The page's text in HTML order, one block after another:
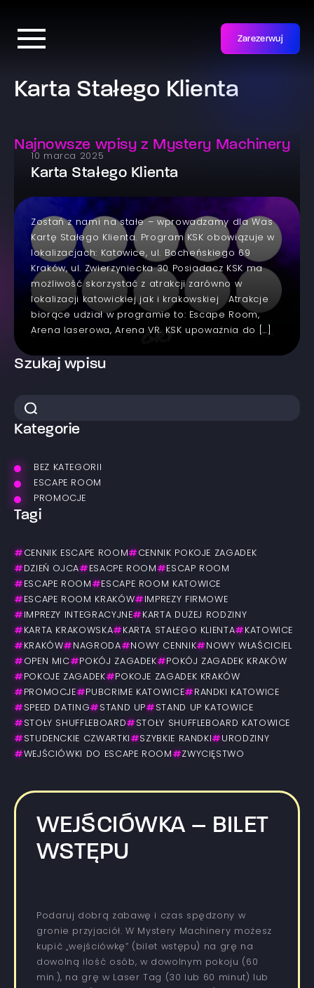
Zarezerwuj
Karta Stałego Klienta
Najnowsze wpisy z Mystery Machinery
10 marca 2025
Karta Stałego Klienta
Zostań z nami na stałe – wprowadzamy dla Was
Kartę Stałego Klienta. Program KSK obowiązuje w
lokalizacjach: Katowice, ul. Bocheńskiego 69
Kraków, ul. Zwierzyniecka 30 Posiadacz KSK ma
możliwość skorzystać z atrakcji zarówno w
lokalizacji katowickiej jak i krakowskiej Atrakcje
biorące udział w programie to: Escape Room,
Arena laserowa, Arena VR. KSK upoważnia do […]
Szukaj wpisu
Kategorie
BEZ KATEGORII
ESCAPE ROOM
PROMOCJE
Tagi
# CENNIK ESCAPE ROOM # CENNIK POKOJE ZAGADEK
# DZIEŃ OJCA# ESACPE ROOM # ESCAP ROOM
# ESCAPE ROOM # ESCAPE ROOM KATOWICE
# ESCAPE ROOM KRAKÓW# IMPREZY FIRMOWE
# IMPREZY INTEGRACYJNE# KARTA DUŻEJ RODZINY
# KARTA KRAKOWSKA# KARTA STAŁEGO KLIENTA# KATOWICE
# KRAKÓW# NAGRODA# NOWY CENNIK# NOWY WŁAŚCICIEL
# OPEN MIC# POKÓJ ZAGADEK# POKÓJ ZAGADEK KRAKÓW
# POKOJE ZAGADEK# POKOJE ZAGADEK KRAKÓW
# PROMOCJE# PUBCRIME KATOWICE# RANDKI KATOWICE
# SPEED DATING# STAND UP# STAND UP KATOWICE
# STOŁY SHUFFLEBOARD# STOŁY SHUFFLEBOARD KATOWICE
# STUDENCKIE CZWARTKI #SZYBKIE RANDKI # URODZINY
#WEJŚCIÓWKI DO ESCAPE ROOM #ZWYCIĘSTWO
WEJŚCIÓWKA – BILET
WSTĘPU
Podaruj dobrą zabawę i czas spędzony w
gronie przyjaciół. W Mystery Machinery możesz
kupić „wejściówkę” (bilet wstępu) na grę na
dowolną ilość osób, w dowolnym pokoju (60
min.), na grę w Laser Tag (30 lub 60 minut) lub